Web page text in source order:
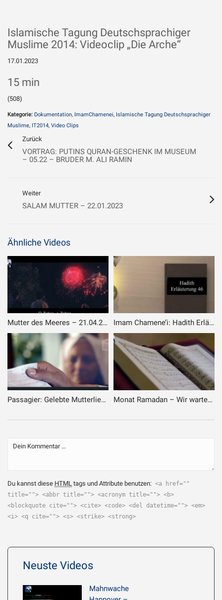
Islamische Tagung Deutschsprachiger
Muslime 2014: Videoclip „Die Arche“
17.01.2023
15 min
(508)
Kategorie: Dokumentation, ImamChamenei, Islamische Tagung Deutschsprachiger
Muslime, IT2014, Video Clips
Zurück
VORTRAG: PUTINS QURAN-GESCHENK IM MUSEUM
– 05.22 – BRUDER M. ALI RAMIN
Weiter
SALAM MUTTER – 22.01.2023
Ähnliche Videos
Mutter des Meeres – 21.04.2025 Imam Chamene’i: Hadith Erläuterung 047 – Vorbereitung auf den Tod
Passagier: Gelebte Mutterliebe – 25.06.2023 Monat Ramadan – Wir warten auf dich – 27.02.2025
Du kannst diese HTML tags und Attribute benutzen: <a href=""
title=""> <abbr title=""> <acronym title=""> <b>
<blockquote cite=""> <cite> <code> <del datetime=""> <em>
<i> <q cite=""> <s> <strike> <strong>
Neuste Videos
Mahnwache